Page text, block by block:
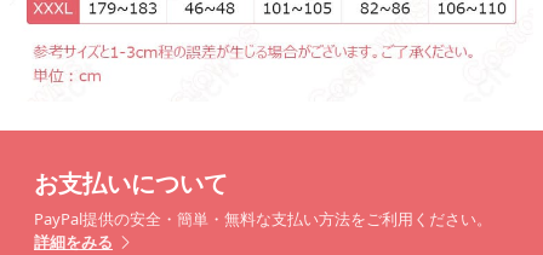
お支払いについて
PayPal提供の安全・簡単・無料な支払い方法をご利用ください。
詳細をみる